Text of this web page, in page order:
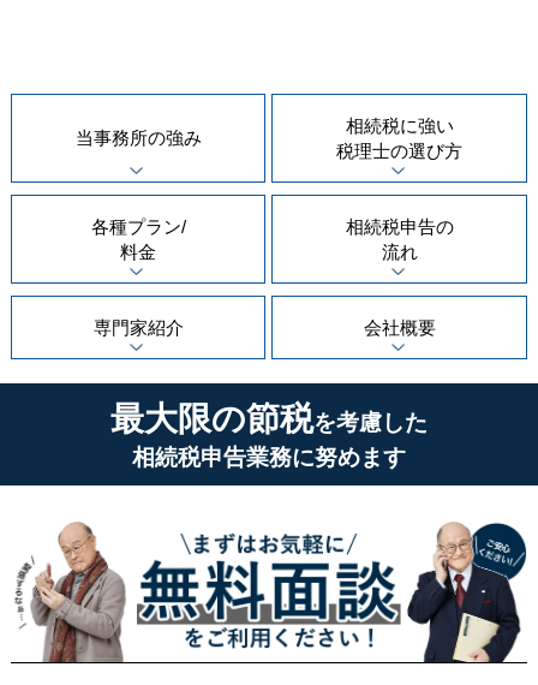
当事務所の 強み
相続税に強い
税理士の選び方
各種プラン/
料金
相続税申告の
流れ
専門家紹介 会社概要
最大限の節税 を考慮した
相続税申告業務に努めます